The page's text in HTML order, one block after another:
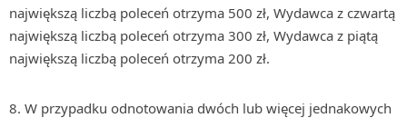
największą liczbą poleceń otrzyma 500 zł, Wydawca z czwartą
największą liczbą poleceń otrzyma 300 zł, Wydawca z piątą
największą liczbą poleceń otrzyma 200 zł.
8. W przypadku odnotowania dwóch lub więcej jednakowych